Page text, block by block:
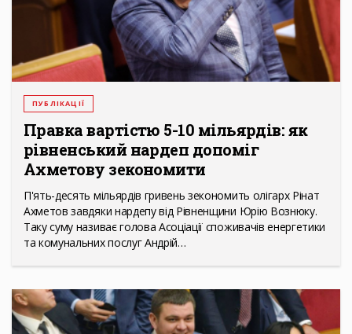
ПУБЛІКАЦІЇ
Правка вартістю 5-10 мільярдів: як
рівненський нардеп допоміг
Ахметову зекономити
П'ять-десять мільярдів гривень зекономить олігарх Рінат
Ахметов завдяки нардепу від Рівненщини Юрію Вознюку.
Таку суму називає голова Асоціації споживачів енергетики
та комунальних послуг Андрій…